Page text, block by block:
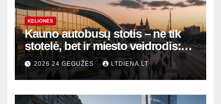
KELIONĖS
Kauno autobusų stotis – ne tik
stotelė, bet ir miesto veidrodis:
modernūs vartai į laikinąją
sostinę
2026 24 GEGUŽĖS LTDIENA.LT